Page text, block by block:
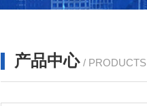
产品中心 / PRODUCTS